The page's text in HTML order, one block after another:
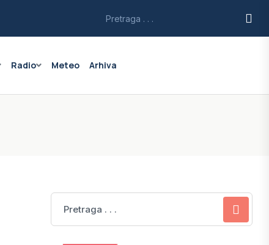
Radio Meteo Arhiva